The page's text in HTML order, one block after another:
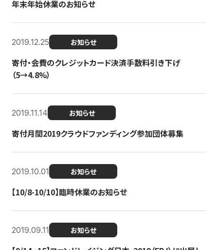
年末年始休業のお知らせ
2019.12.25 お知らせ
寄付・会費のクレジットカード決済手数料引き下げ
（5→4.8%）
2019.11.14 お知らせ
寄付月間2019クラウドファンディング参加団体募集
2019.10.01 お知らせ
【10/8-10/10】臨時休業のお知らせ
2019.09.11 お知らせ